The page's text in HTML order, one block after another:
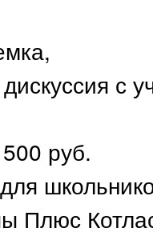
с
руб.
Плюс